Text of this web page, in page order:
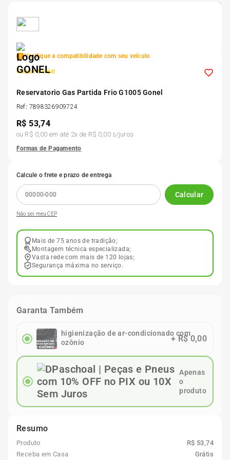
Verifique a compatibilidade com seu veículo
Clique e veja!
Reservatorio Gas Partida Frio G1005 Gonel
Ref: 7898326909724
R$53,74
ou R$ 0,00 em até 2x de R$ 0,00s/juros
Formas de Pagamento
Calcule o frete e prazo de entrega
Calcular
Não sei meu CEP
Mais de 75 anos de tradição;
Montagem técnica especializada;
Vasta rede com mais de 120 lojas;
Segurança máxima no serviço.
Garanta Também
higienização de ar-condicionado com
ozônio
+R$ 0,00
Apenas
o
produto
Resumo
Produto
R$ 53,74
Receba em Casa
Grátis
5º
7
8º 185 60r15
9º 195 55r15